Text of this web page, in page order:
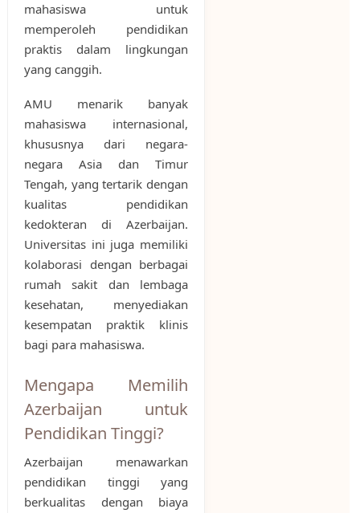
mahasiswa untuk
memperoleh pendidikan
praktis dalam lingkungan
yang canggih.
AMU menarik banyak
mahasiswa internasional,
khususnya dari negara-
negara Asia dan Timur
Tengah, yang tertarik dengan
kualitas pendidikan
kedokteran di Azerbaijan.
Universitas ini juga memiliki
kolaborasi dengan berbagai
rumah sakit dan lembaga
kesehatan, menyediakan
kesempatan praktik klinis
bagi para mahasiswa.
Mengapa Memilih
Azerbaijan untuk
Pendidikan Tinggi?
Azerbaijan menawarkan
pendidikan tinggi yang
berkualitas dengan biaya